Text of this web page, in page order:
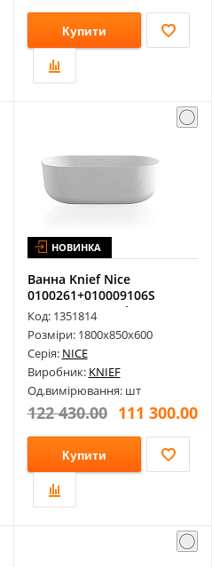
Купити
НОВИНКА
Ванна Knief Nice
0100261+010009106S
1800х850х600 Glo...
Код: 1351814
Розміри: 1800х850х600
Серія: NICE
Виробник: KNIEF
Од.вимірювання: шт
122 430.00 111 300.00
Купити